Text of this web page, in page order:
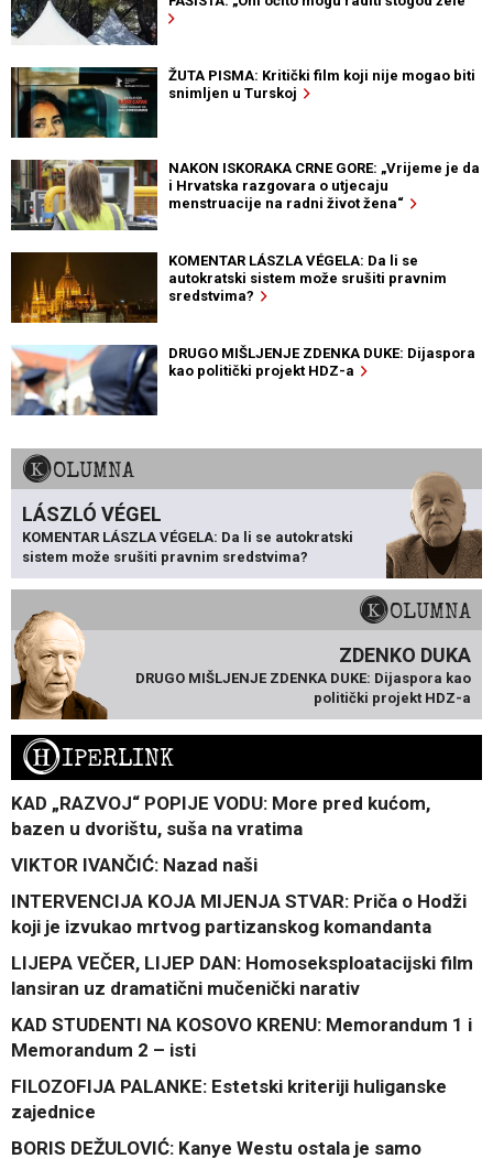
ŽUTA PISMA: Kritički film koji nije mogao biti
snimljen u Turskoj
NAKON ISKORAKA CRNE GORE: „Vrijeme je da
i Hrvatska razgovara o utjecaju
menstruacije na radni život žena“
KOMENTAR LÁSZLA VÉGELA: Da li se
autokratski sistem može srušiti pravnim
sredstvima?
DRUGO MIŠLJENJE ZDENKA DUKE: Dijaspora
kao politički projekt HDZ-a
KOLUMNA
LÁSZLÓ VÉGEL
KOMENTAR LÁSZLA VÉGELA: Da li se autokratski
sistem može srušiti pravnim sredstvima?
KOLUMNA
ZDENKO DUKA
DRUGO MIŠLJENJE ZDENKA DUKE: Dijaspora kao
politički projekt HDZ-a
HIPERLINK
KAD „RAZVOJ“ POPIJE VODU: More pred kućom,
bazen u dvorištu, suša na vratima
VIKTOR IVANČIĆ: Nazad naši
INTERVENCIJA KOJA MIJENJA STVAR: Priča o Hodži
koji je izvukao mrtvog partizanskog komandanta
LIJEPA VEČER, LIJEP DAN: Homoseksploatacijski film
lansiran uz dramatični mučenički narativ
KAD STUDENTI NA KOSOVO KRENU: Memorandum 1 i
Memorandum 2 – isti
FILOZOFIJA PALANKE: Estetski kriteriji huliganske
zajednice
BORIS DEŽULOVIĆ: Kanye Westu ostala je samo